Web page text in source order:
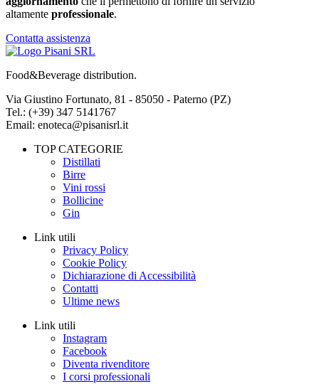
altamente professionale.
Contatta assistenza
Food&Beverage distribution.
Via Giustino Fortunato, 81 - 85050 - Paterno (PZ)
Tel.: (+39) 347 5141767
Email: enoteca@pisanisrl.it
TOP CATEGORIE
Distillati
Birre
Vini rossi
Bollicine
Gin
Link utili
Privacy Policy
Cookie Policy
Dichiarazione di Accessibilità
Contatti
Ultime news
Link utili
Instagram
Facebook
Diventa rivenditore
I corsi professionali